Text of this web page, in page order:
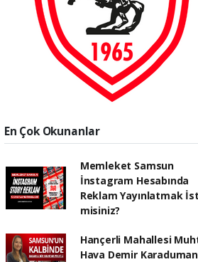
En Çok Okunanlar
Memleket Samsun
İnstagram Hesabında
Reklam Yayınlatmak
misiniz?
Hançerli Mahallesi
Hava Demir Karaduman